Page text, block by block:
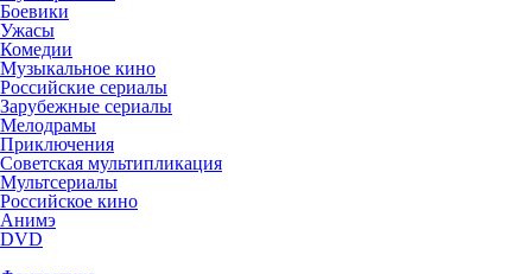
Боевики
Ужасы
Комедии
Музыкальное кино
Российские сериалы
Зарубежные сериалы
Мелодрамы
Приключения
Советская мультипликация
Мультсериалы
Российское кино
Анимэ
DVD